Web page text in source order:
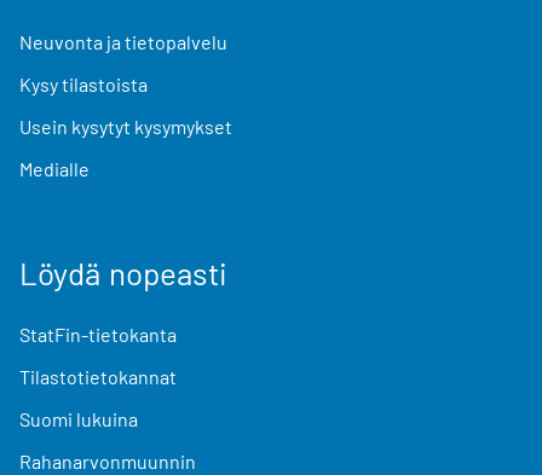
Neuvonta ja tietopalvelu
Kysy tilastoista
Usein kysytyt kysymykset
Medialle
Löydä nopeasti
StatFin-tietokanta
Tilastotietokannat
Suomi lukuina
Rahanarvonmuunnin